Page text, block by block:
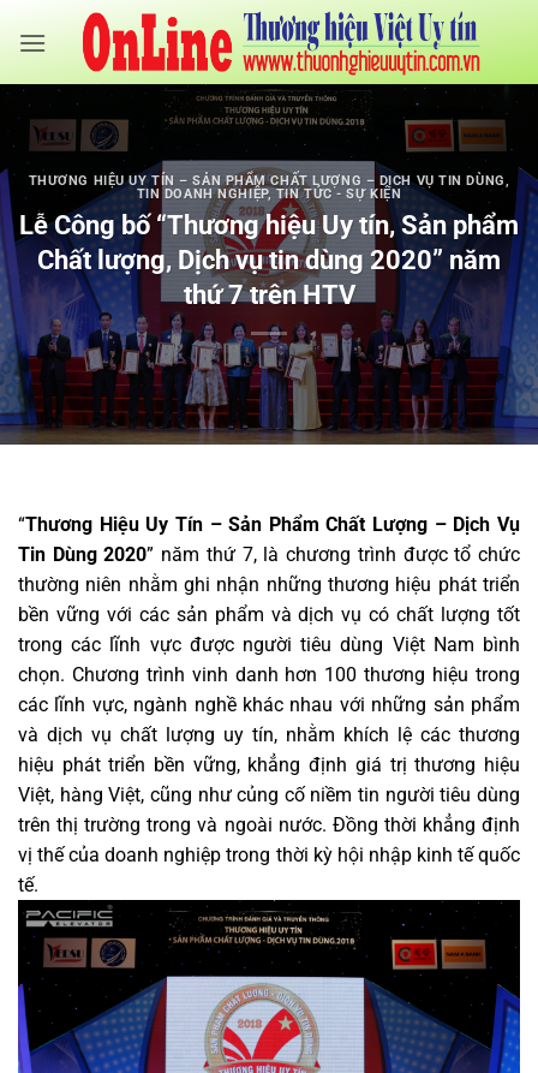
qua
dung
THƯƠNG HIỆU UY TÍN – SẢN PHẨM CHẤT LƯỢNG – DỊCH VỤ TIN DÙNG,
TIN DOANH NGHIỆP, TIN TỨC - SỰ KIỆN
Lễ Công bố “Thương hiệu Uy tín, Sản phẩm
Chất lượng, Dịch vụ tin dùng 2020” năm
thứ 7 trên HTV
“Thương Hiệu Uy Tín – Sản Phẩm Chất Lượng – Dịch Vụ
Tin Dùng 2020” năm thứ 7, là chương trình được tổ chức
thường niên nhằm ghi nhận những thương hiệu phát triển
bền vững với các sản phẩm và dịch vụ có chất lượng tốt
trong các lĩnh vực được người tiêu dùng Việt Nam bình
chọn. Chương trình vinh danh hơn 100 thương hiệu trong
các lĩnh vực, ngành nghề khác nhau với những sản phẩm
và dịch vụ chất lượng uy tín, nhằm khích lệ các thương
hiệu phát triển bền vững, khẳng định giá trị thương hiệu
Việt, hàng Việt, cũng như củng cố niềm tin người tiêu dùng
trên thị trường trong và ngoài nước. Đồng thời khẳng định
vị thế của doanh nghiệp trong thời kỳ hội nhập kinh tế quốc
tế.